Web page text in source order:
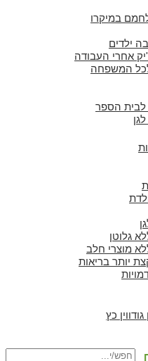
במיקרו
ילדים
אחרי העבודה
המשפחה
לבית הספר
גלוטן
מוצרי חלב
יותר בריאות
כץ